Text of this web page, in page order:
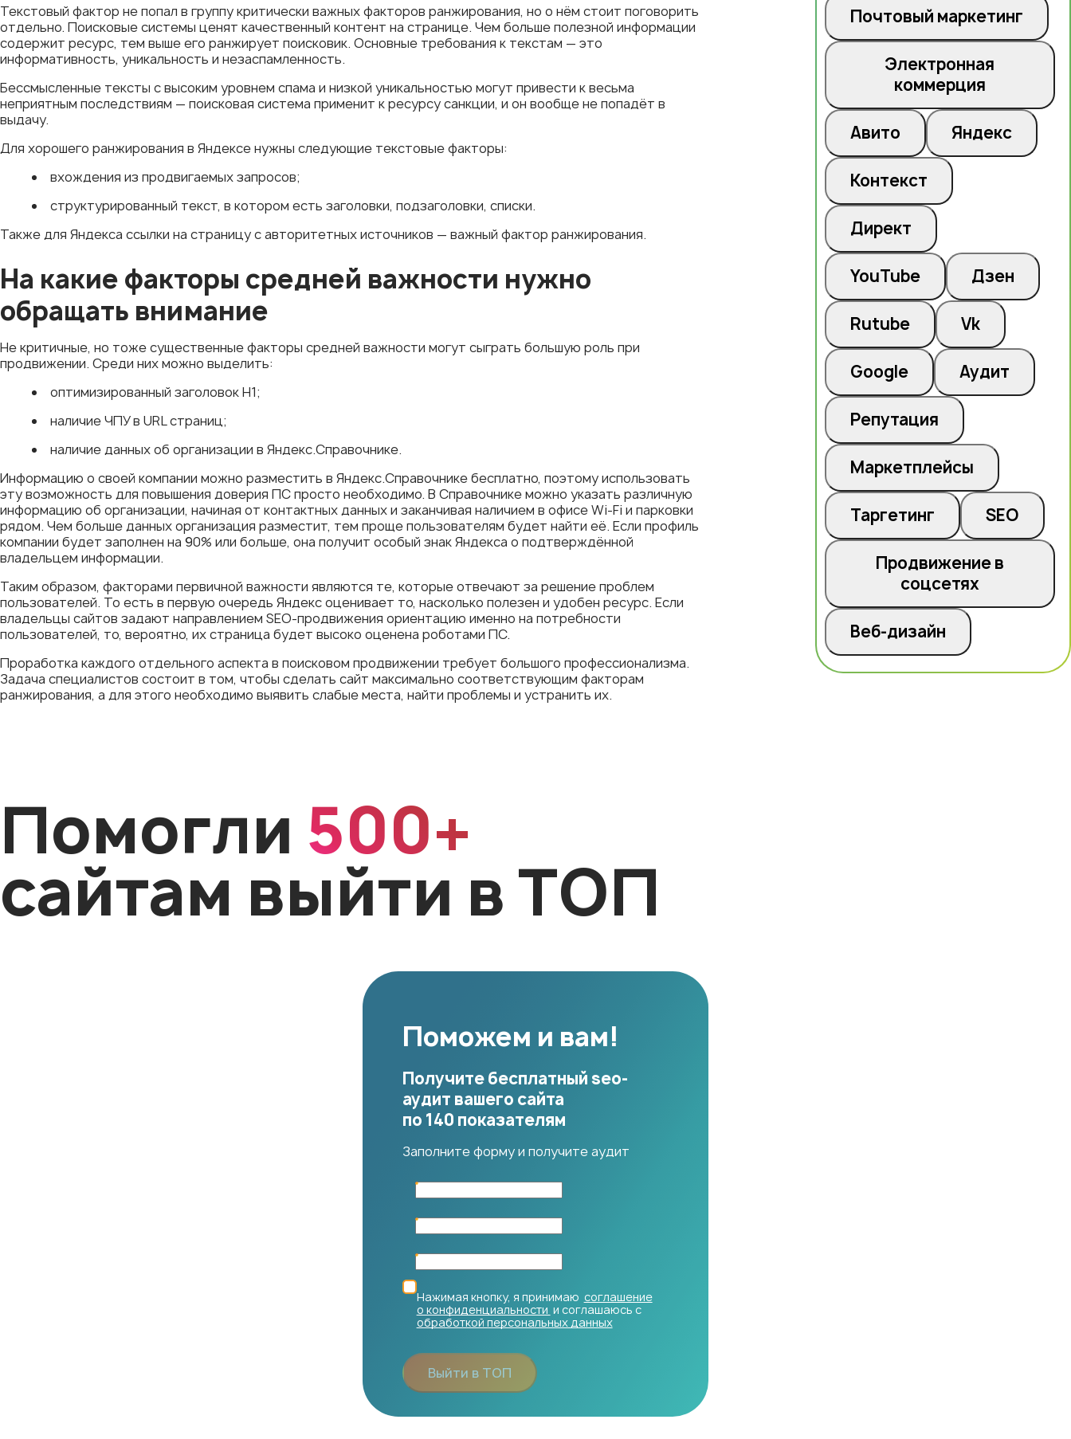
Почтовый маркетинг
Электронная
коммерция
Авито Яндекс
Контекст
Директ
YouTube Дзен
Rutube Vk
Google Аудит
Репутация
Маркетплейсы
Таргетинг SEO
Продвижение в
соцсетях
Веб-дизайн
Текстовый фактор не попал в группу критически важных факторов ранжирования, но о нём стоит поговорить
отдельно. Поисковые системы ценят качественный контент на странице. Чем больше полезной информации
содержит ресурс, тем выше его ранжирует поисковик. Основные требования к текстам — это
информативность, уникальность и незаспамленность.
Бессмысленные тексты с высоким уровнем спама и низкой уникальностью могут привести к весьма
неприятным последствиям — поисковая система применит к ресурсу санкции, и он вообще не попадёт в
выдачу.
Для хорошего ранжирования в Яндексе нужны следующие текстовые факторы:
вхождения из продвигаемых запросов;
структурированный текст, в котором есть заголовки, подзаголовки, списки.
Также для Яндекса ссылки на страницу с авторитетных источников — важный фактор ранжирования.
На какие факторы средней важности нужно
обращать внимание
Не критичные, но тоже существенные факторы средней важности могут сыграть большую роль при
продвижении. Среди них можно выделить:
оптимизированный заголовок H1;
наличие ЧПУ в URL страниц;
наличие данных об организации в Яндекс.Справочнике.
Информацию о своей компании можно разместить в Яндекс.Справочнике бесплатно, поэтому использовать
эту возможность для повышения доверия ПС просто необходимо. В Справочнике можно указать различную
информацию об организации, начиная от контактных данных и заканчивая наличием в офисе Wi-Fi и парковки
рядом. Чем больше данных организация разместит, тем проще пользователям будет найти её. Если профиль
компании будет заполнен на 90% или больше, она получит особый знак Яндекса о подтверждённой
владельцем информации.
Таким образом, факторами первичной важности являются те, которые отвечают за решение проблем
пользователей. То есть в первую очередь Яндекс оценивает то, насколько полезен и удобен ресурс. Если
владельцы сайтов задают направлением SEO-продвижения ориентацию именно на потребности
пользователей, то, вероятно, их страница будет высоко оценена роботами ПС.
Проработка каждого отдельного аспекта в поисковом продвижении требует большого профессионализма.
Задача специалистов состоит в том, чтобы сделать сайт максимально соответствующим факторам
ранжирования, а для этого необходимо выявить слабые места, найти проблемы и устранить их.
Помогли 500+
сайтам выйти в ТОП
Поможем и вам!
Получите бесплатный seo-
аудит вашего сайта
по 140 показателям
Заполните форму и получите аудит
Нажимая кнопку, я принимаю соглашение
о конфиденциальности и соглашаюсь с
обработкой персональных данных
Выйти в ТОП